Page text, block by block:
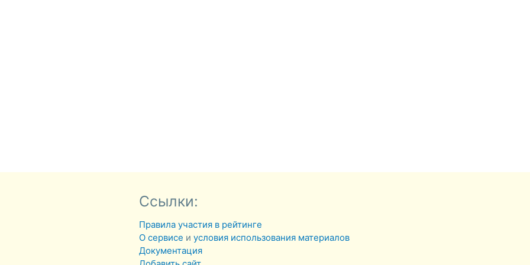
Ссылки:
Правила участия в рейтинге
О сервисе иусловия использования материалов
Документация